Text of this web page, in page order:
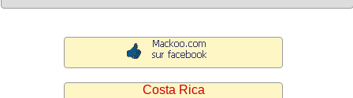
Costa Rica